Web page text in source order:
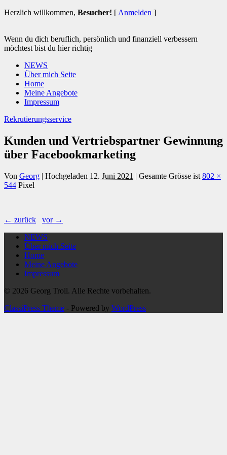
Herzlich willkommen, Besucher! [ Anmelden ]
Wenn du dich beruflich, persönlich und finanziell verbessern
möchtest bist du hier richtig
NEWS
Über mich Seite
Home
Meine Angebote
Impressum
Rekrutierungsservice
Kunden und Vertriebspartner Gewinnung
über Facebookmarketing
Von Georg | Hochgeladen 12. Juni 2021 | Gesamte Grösse ist 802 ×
544 Pixel
← zurück
vor →
NEWS
Über mich Seite
Home
Meine Angebote
Impressum
© 2026 Georg Troll. Alle Rechte vorbehalten.
ClassiPress Theme - Powered by WordPress